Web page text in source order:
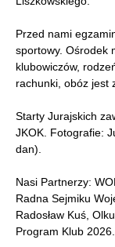
Przed nami
sportowy. Ośrodek
klubowiczów,
rachunki, obóz jest
Starty Jurajskich
JKOK. Fotografie:
dan).
Nasi Partnerzy:
Radna Sejmiku
Radosław Kuś,
Program Klub 2026.